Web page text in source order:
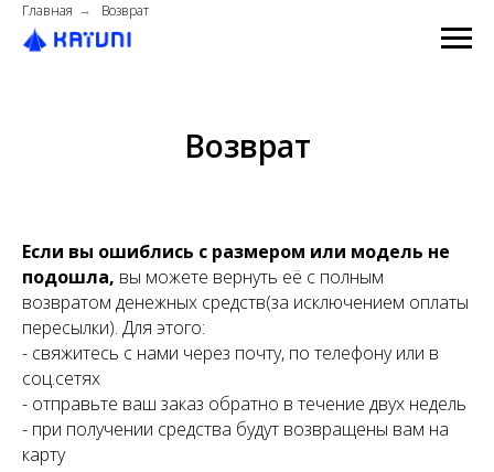
Главная → Возврат
Возврат
Если вы ошиблись с размером или модель не
подошла, вы можете вернуть её с полным
возвратом денежных средств(за исключением оплаты
пересылки). Для этого:
- свяжитесь с нами через почту, по телефону или в
соц.сетях
- отправьте ваш заказ обратно в течение двух недель
- при получении средства будут возвращены вам на
карту